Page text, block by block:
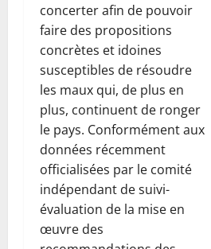
concerter afin de pouvoir
faire des propositions
concrètes et idoines
susceptibles de résoudre
les maux qui, de plus en
plus, continuent de ronger
le pays. Conformément aux
données récemment
officialisées par le comité
indépendant de suivi-
évaluation de la mise en
œuvre des